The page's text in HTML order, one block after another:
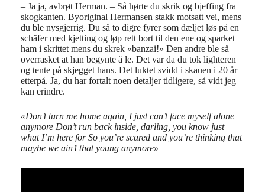
– Ja ja, avbrøt Herman. – Så hørte du skrik og bjeffing fra
skogkanten. Byoriginal Hermansen stakk motsatt vei, mens
du ble nysgjerrig. Du så to digre fyrer som dæljet løs på en
schäfer med kjetting og løp rett bort til den ene og sparket
ham i skrittet mens du skrek «banzai!» Den andre ble så
overrasket at han begynte å le. Det var da du tok lighteren
og tente på skjegget hans. Det luktet svidd i skauen i 20 år
etterpå. Ja, du har fortalt noen detaljer tidligere, så vidt jeg
kan erindre.
«Don’t turn me home again, I just can’t face myself alone
anymore Don’t run back inside, darling, you know just
what I’m here for So you’re scared and you’re thinking that
maybe we ain’t that young anymore»